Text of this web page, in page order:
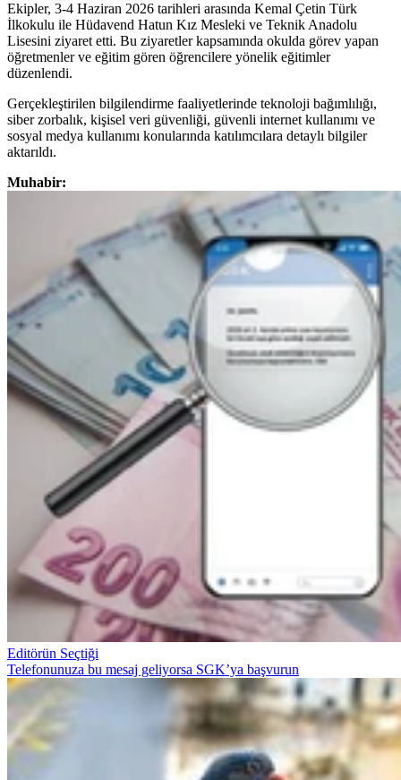
Ekipler, 3-4 Haziran 2026 tarihleri arasında Kemal Çetin Türk
İlkokulu ile Hüdavend Hatun Kız Mesleki ve Teknik Anadolu
Lisesini ziyaret etti. Bu ziyaretler kapsamında okulda görev yapan
öğretmenler ve eğitim gören öğrencilere yönelik eğitimler
düzenlendi.
Gerçekleştirilen bilgilendirme faaliyetlerinde teknoloji bağımlılığı,
siber zorbalık, kişisel veri güvenliği, güvenli internet kullanımı ve
sosyal medya kullanımı konularında katılımcılara detaylı bilgiler
aktarıldı.
Muhabir:
Editörün Seçtiği
Telefonunuza bu mesaj geliyorsa SGK’ya başvurun